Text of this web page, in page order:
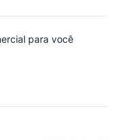
para você